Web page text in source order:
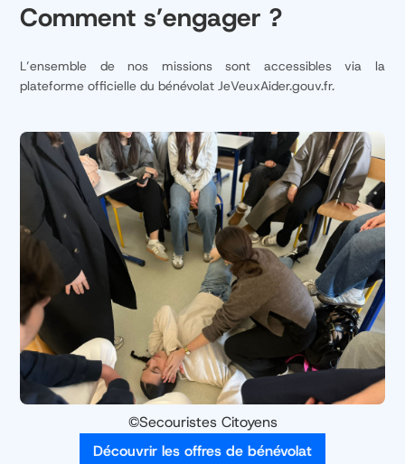
Comment s’engager ?
L’ensemble de nos missions sont accessibles via la
plateforme officielle du bénévolatJeVeuxAider.gouv.fr.
©️Secouristes Citoyens
Découvrir les offres de bénévolat